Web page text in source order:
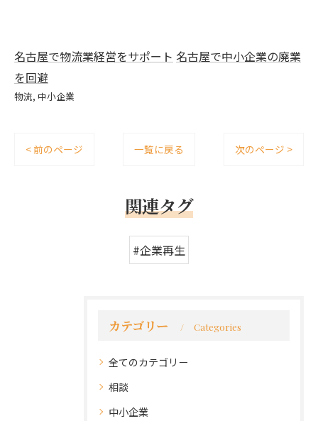
名古屋で物流業経営をサポート 名古屋で中小企業の廃業
を回避
物流 中小企業
< 前のページ 一覧に戻る 次のページ >
関連タグ
#企業再生
カテゴリー Categories
全てのカテゴリー
相談
中小企業